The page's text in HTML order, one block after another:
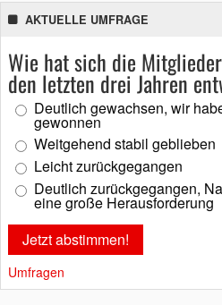
AKTUELLE UMFRAGE
Wie hat sich die
den letzten drei Jahren
Deutlich gewachsen, wir
gewonnen
Weitgehend stabil geblieben
Leicht zurückgegangen
Deutlich zurückgegangen,
eine große Herausforderung
Umfragen